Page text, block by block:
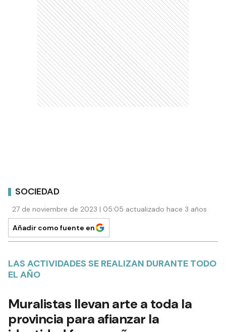
SOCIEDAD
27 de noviembre de 2023 | 05:05 actualizado hace 3 años
Añadir como fuente en
LAS ACTIVIDADES SE REALIZAN DURANTE TODO
EL AÑO
Muralistas llevan arte a toda la
provincia para afianzar la